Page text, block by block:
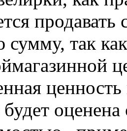
продавать
так как